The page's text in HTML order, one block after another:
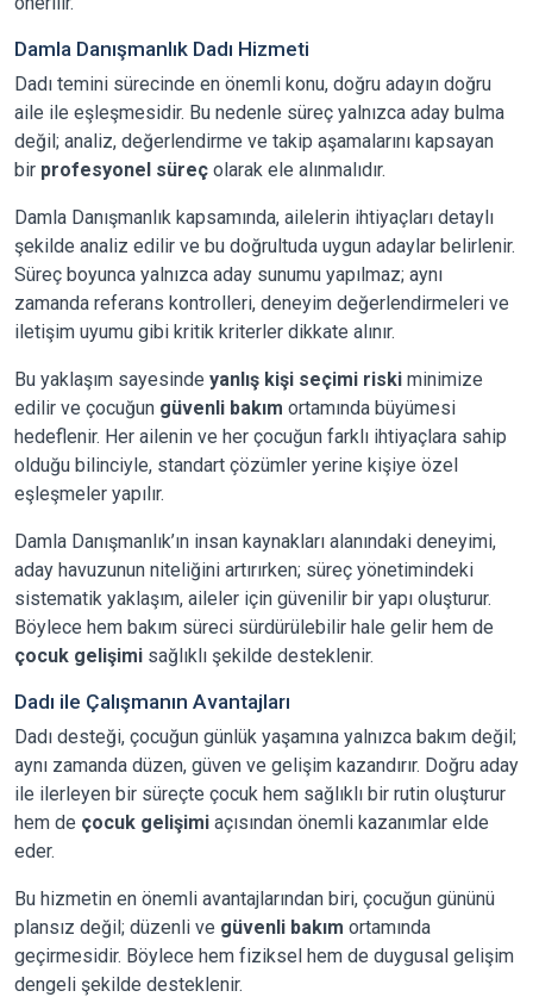
Damla Danışmanlık Dadı Hizmeti
Dadı temini sürecinde en önemli konu, doğru adayın doğru
aile ile eşleşmesidir. Bu nedenle süreç yalnızca aday bulma
değil; analiz, değerlendirme ve takip aşamalarını kapsayan
bir profesyonel süreç olarak ele alınmalıdır.
Damla Danışmanlık kapsamında, ailelerin ihtiyaçları detaylı
şekilde analiz edilir ve bu doğrultuda uygun adaylar belirlenir.
Süreç boyunca yalnızca aday sunumu yapılmaz; aynı
zamanda referans kontrolleri, deneyim değerlendirmeleri ve
iletişim uyumu gibi kritik kriterler dikkate alınır.
Bu yaklaşım sayesinde yanlış kişi seçimi riski minimize
edilir ve çocuğun güvenli bakım ortamında büyümesi
hedeflenir. Her ailenin ve her çocuğun farklı ihtiyaçlara sahip
olduğu bilinciyle, standart çözümler yerine kişiye özel
eşleşmeler yapılır.
Damla Danışmanlık’ın insan kaynakları alanındaki deneyimi,
aday havuzunun niteliğini artırırken; süreç yönetimindeki
sistematik yaklaşım, aileler için güvenilir bir yapı oluşturur.
Böylece hem bakım süreci sürdürülebilir hale gelir hem de
çocuk gelişimi sağlıklı şekilde desteklenir.
Dadı ile Çalışmanın Avantajları
Dadı desteği, çocuğun günlük yaşamına yalnızca bakım değil;
aynı zamanda düzen, güven ve gelişim kazandırır. Doğru aday
ile ilerleyen bir süreçte çocuk hem sağlıklı bir rutin oluşturur
hem de çocuk gelişimi açısından önemli kazanımlar elde
eder.
Bu hizmetin en önemli avantajlarından biri, çocuğun gününü
plansız değil; düzenli ve güvenli bakım ortamında
geçirmesidir. Böylece hem fiziksel hem de duygusal gelişim
dengeli şekilde desteklenir.